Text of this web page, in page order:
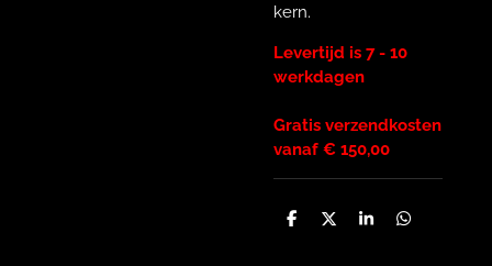
kern.
Levertijd is 7 - 10
werkdagen
Gratis verzendkosten
vanaf € 150,00
D
D
S
D